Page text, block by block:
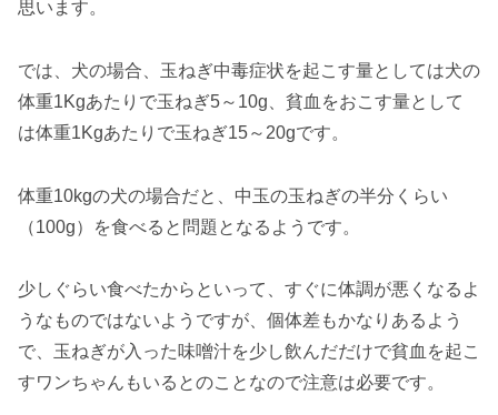
思います。
では、犬の場合、玉ねぎ中毒症状を起こす量としては犬の
体重1Kgあたりで玉ねぎ5～10g、貧血をおこす量として
は体重1Kgあたりで玉ねぎ15～20gです。
体重10kgの犬の場合だと、中玉の玉ねぎの半分くらい
（100g）を食べると問題となるようです。
少しぐらい食べたからといって、すぐに体調が悪くなるよ
うなものではないようですが、個体差もかなりあるよう
で、玉ねぎが入った味噌汁を少し飲んだだけで貧血を起こ
すワンちゃんもいるとのことなので注意は必要です。